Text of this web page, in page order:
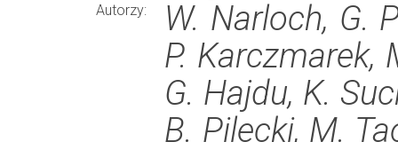
Autorzy:
W. Narloch, G.
P. Karczmarek,
G. Hajdu, K.
B. Pilecki, M.